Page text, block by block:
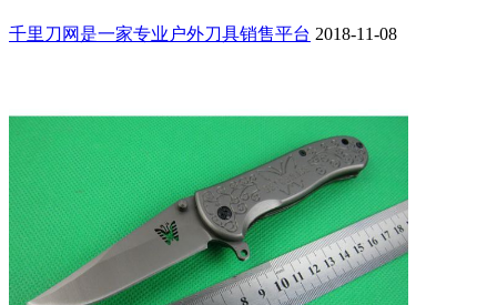
千里刀网是一家专业户外刀具销售平台 2018-11-08